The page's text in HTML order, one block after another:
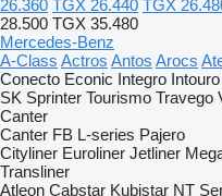
26.360 TGX 26.440 TGX
28.500 TGX 35.480
Mercedes-Benz
A-Class Actros Antos Arocs
Conecto Econic Integro Intouro
SK Sprinter Tourismo Travego
Canter
Canter FB L-series Pajero
Cityliner Euroliner Jetliner
Transliner
Atleon Cabstar Kubistar NT